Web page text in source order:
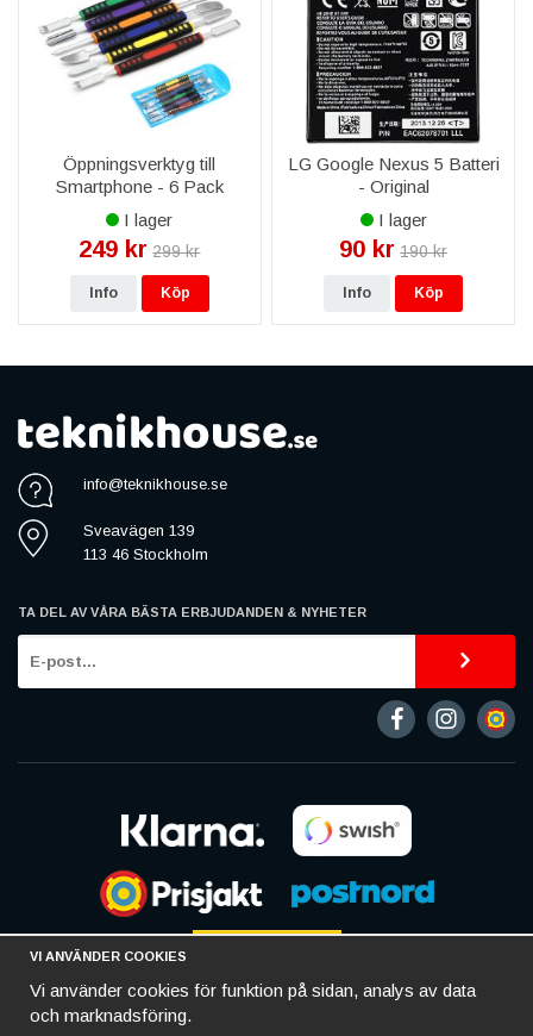
Öppningsverktyg till
Smartphone - 6 Pack
I lager
249 kr 299 kr
Info Köp
LG Google Nexus 5 Batteri
- Original
I lager
90 kr 190 kr
Info Köp
info@teknikhouse.se
Sveavägen 139
113 46 Stockholm
TA DEL AV VÅRA BÄSTA ERBJUDANDEN & NYHETER
VI ANVÄNDER COOKIES
Vi använder cookies för funktion på sidan, analys av data
och marknadsföring.